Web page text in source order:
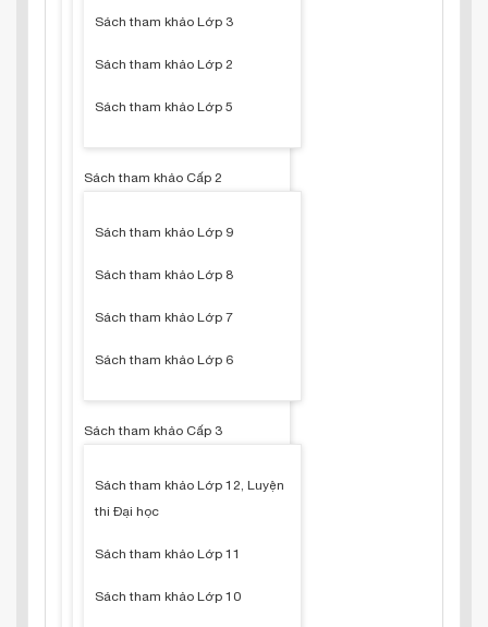
Sách tham khảo Lớp 3
Sách tham khảo Lớp 2
Sách tham khảo Lớp 5
Sách tham khảo Cấp 2
Sách tham khảo Lớp 9
Sách tham khảo Lớp 8
Sách tham khảo Lớp 7
Sách tham khảo Lớp 6
Sách tham khảo Cấp 3
Sách tham khảo Lớp 12, Luyện
thi Đại học
Sách tham khảo Lớp 11
Sách tham khảo Lớp 10